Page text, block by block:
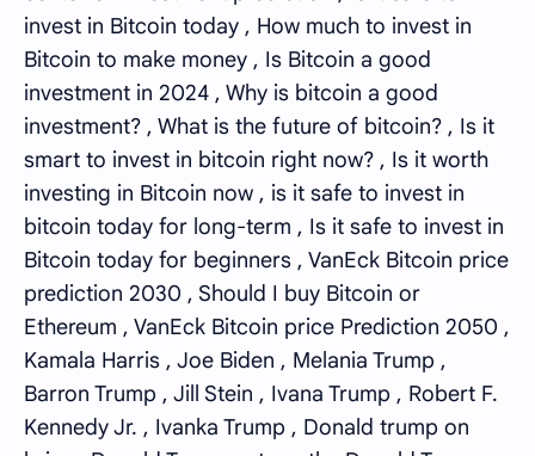
invest in Bitcoin today , How much to invest in
Bitcoin to make money , Is Bitcoin a good
investment in 2024 , Why is bitcoin a good
investment? , What is the future of bitcoin? , Is it
smart to invest in bitcoin right now? , Is it worth
investing in Bitcoin now , is it safe to invest in
bitcoin today for long-term , Is it safe to invest in
Bitcoin today for beginners , VanEck Bitcoin price
prediction 2030 , Should I buy Bitcoin or
Ethereum , VanEck Bitcoin price Prediction 2050 ,
Kamala Harris , Joe Biden , Melania Trump ,
Barron Trump , Jill Stein , Ivana Trump , Robert F.
Kennedy Jr. , Ivanka Trump , Donald trump on